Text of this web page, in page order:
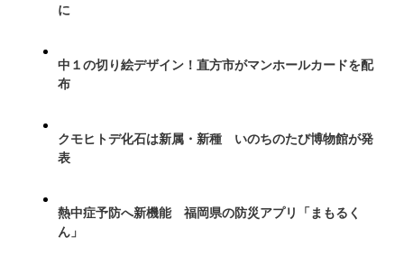
に
中１の切り絵デザイン！直方市がマンホールカードを配
布
クモヒトデ化石は新属・新種 いのちのたび博物館が発
表
熱中症予防へ新機能 福岡県の防災アプリ「まもるく
ん」